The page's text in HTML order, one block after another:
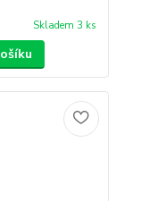
Skladem 3 ks